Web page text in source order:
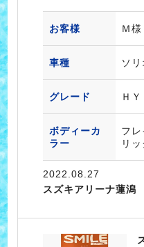
お客様 Ｍ様
車種 ソリ
グレード Ｈ
ボディーカ
ラー
フ
リッ
2022.08.27
スズキアリーナ蓮潟